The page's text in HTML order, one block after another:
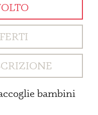
bambini